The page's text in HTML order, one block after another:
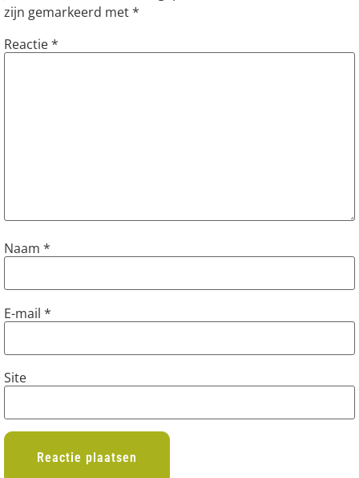
zijn gemarkeerd met*
Reactie*
Naam *
E-mail *
Site